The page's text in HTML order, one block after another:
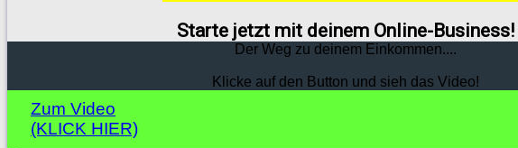
Starte jetzt mit deinem Online-Business!
Der Weg zu deinem Einkommen....
Klicke auf den Button und sieh das Video!
Zum Video
(KLICK HIER)